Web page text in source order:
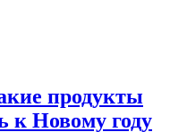
продукты
к Новому году